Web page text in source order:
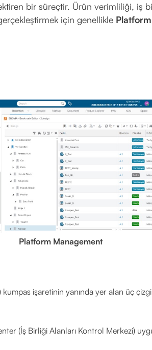
bir süreçtir. Ürün verimliliği, iş
için genellikle
Platform Management
işaretinin yanında yer alan üç
(İş Birliği Alanları Kontrol Merkezi)